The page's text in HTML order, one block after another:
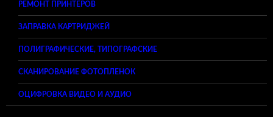
РЕМОНТ ПРИНТЕРОВ
ЗАПРАВКА КАРТРИДЖЕЙ
ПОЛИГРАФИЧЕСКИЕ, ТИПОГРАФСКИЕ
СКАНИРОВАНИЕ ФОТОПЛЕНОК
ОЦИФРОВКА ВИДЕО И АУДИО